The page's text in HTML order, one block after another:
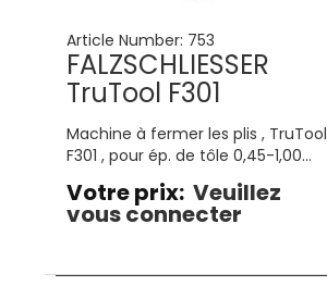
Article Number: 753
FALZSCHLIESSER
TruTool F301
Machine à fermer les plis , TruTool
F301 , pour ép. de tôle 0,45-1,00
(230V)
Votre prix: Veuillez
vous connecter